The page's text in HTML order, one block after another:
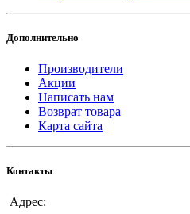
Дополнительно
Производители
Акции
Написать нам
Возврат товара
Карта сайта
Контакты
Адрес: